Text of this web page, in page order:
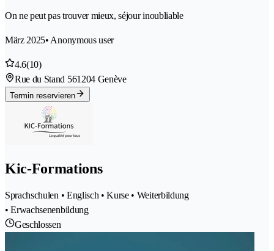
On ne peut pas trouver mieux, séjour inoubliable
März 2025• Anonymous user
4.6(10)
Rue du Stand 561204 Genève
Termin reservieren
Kic-Formations
Sprachschulen • Englisch • Kurse • Weiterbildung
• Erwachsenenbildung
Geschlossen